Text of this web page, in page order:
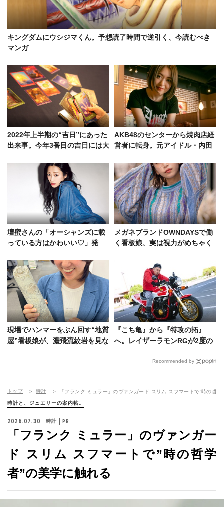
キングダムにウシジマくん。予想読了時間で逆引く、今読むべき
マンガ
2022年上半期の“吉日”にあった
出来事。今年3番目の吉日には大
AKB48のセンターから焼肉店経
営者に転身。元アイドル・内田
力
壇蜜さんの「オーシャンズに載
っている方はかわいい♡」発
メガネブランドOWNDAYSで働
く看板娘、実は視力がめちゃく
現場でハンマーをぶん回す“地質
屋”看板娘が、濃飛流紋岩を見な
『こち亀』から『特攻の拓』
へ。レイザーラモンRGが2度の
Recommended by
トップ 時計 「フランク ミュラー」のヴァンガード スリム スフマートで”時の哲学
時計と、ジュエリーの案内帖。
2026.07.30 時計
「フランク ミュラー」のヴァンガー
ド スリム スフマートで”時の哲学
者”の美学に触れる